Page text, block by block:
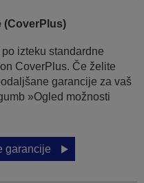
(CoverPlus)
izteku standardne
CoverPlus. Če želite
garancije za vaš
»Ogled možnosti
garancije